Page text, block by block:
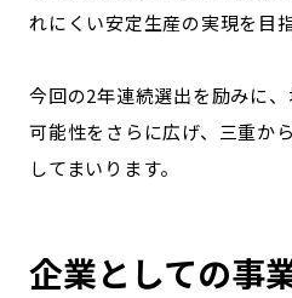
れにくい安定生産の実現を目
今回の2年連続選出を励みに
可能性をさらに広げ、三重か
してまいります。
企業としての事